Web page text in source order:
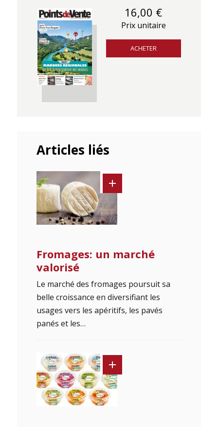
16,00 €
Prix unitaire
ACHETER
Articles liés
Fromages: un marché
valorisé
Le marché des fromages poursuit sa
belle croissance en diversifiant les
usages vers les apéritifs, les pavés
panés et les…